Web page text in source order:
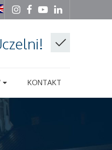
KONTAKT